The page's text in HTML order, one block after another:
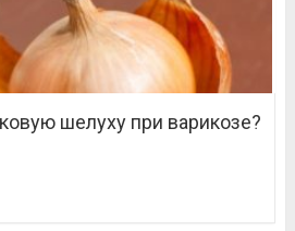
шелуху при варикозе?